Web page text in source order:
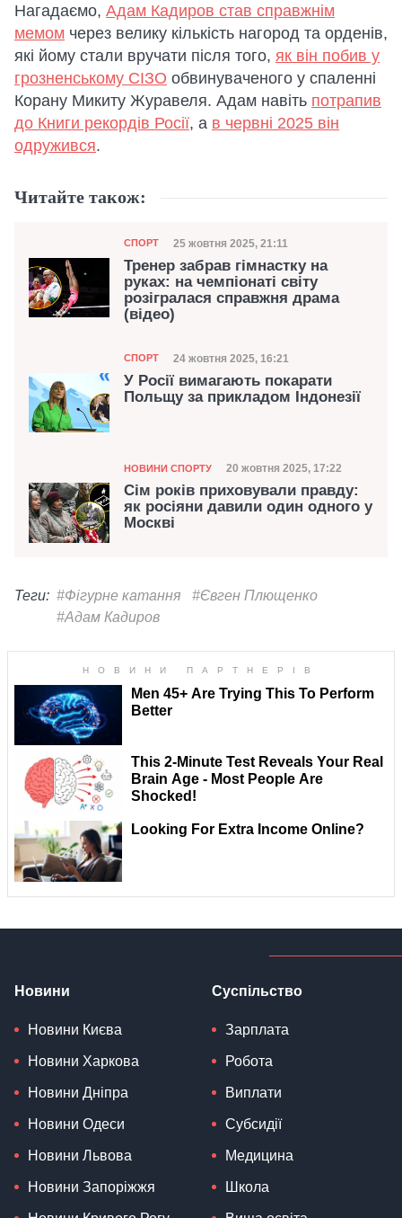
Нагадаємо, Адам Кадиров став справжнім
мемом через велику кількість нагород та орденів,
які йому стали вручати після того, як він побив у
грозненському СІЗО обвинуваченого у спаленні
Корану Микиту Журавеля. Адам навіть потрапив
до Книги рекордів Росії, а в червні 2025 він
одружився.
Читайте також:
Категорія
СПОРТ Дата публікації
25 жовтня 2025, 21:11
Тренер забрав гімнастку на
руках: на чемпіонаті світу
розігралася справжня драма
(відео)
Категорія
СПОРТ Дата публікації
24 жовтня 2025, 16:21
У Росії вимагають покарати
Польщу за прикладом Індонезії
Категорія
НОВИНИ СПОРТУ Дата публікації
20 жовтня 2025, 17:22
Сім років приховували правду:
як росіяни давили один одного у
Москві
Теги: #Фігурне катання
#Євген Плющенко
#Адам Кадиров
Новини
Новини Києва
Новини Харкова
Новини Дніпра
Новини Одеси
Новини Львова
Новини Запоріжжя
Суспільство
Зарплата
Робота
Виплати
Субсидії
Медицина
Школа